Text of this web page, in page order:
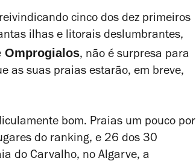
cinco dos dez primeiros
ilhas e litorais deslumbrantes,
Omprogialos, não é surpresa para
as suas praias estarão, em breve,
bom. Praias um pouco por
do ranking, e 26 dos 30
do Carvalho, no Algarve, a